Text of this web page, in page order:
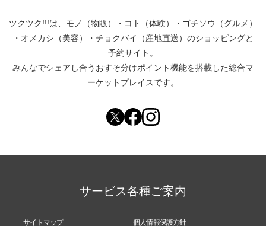
ツクツク!!!は、 モノ（物販） ・ コト（体験） ・ ゴチソウ（グルメ）
・ オメカシ（美容） ・ チョクバイ（産地直送） のショッピングと
予約サイト。
みんなでシェアし合う おすそ分けポイント機能を搭載した総合マ
ーケットプレイスです。
サービス各種ご案内
サイトマップ 個人情報保護方針